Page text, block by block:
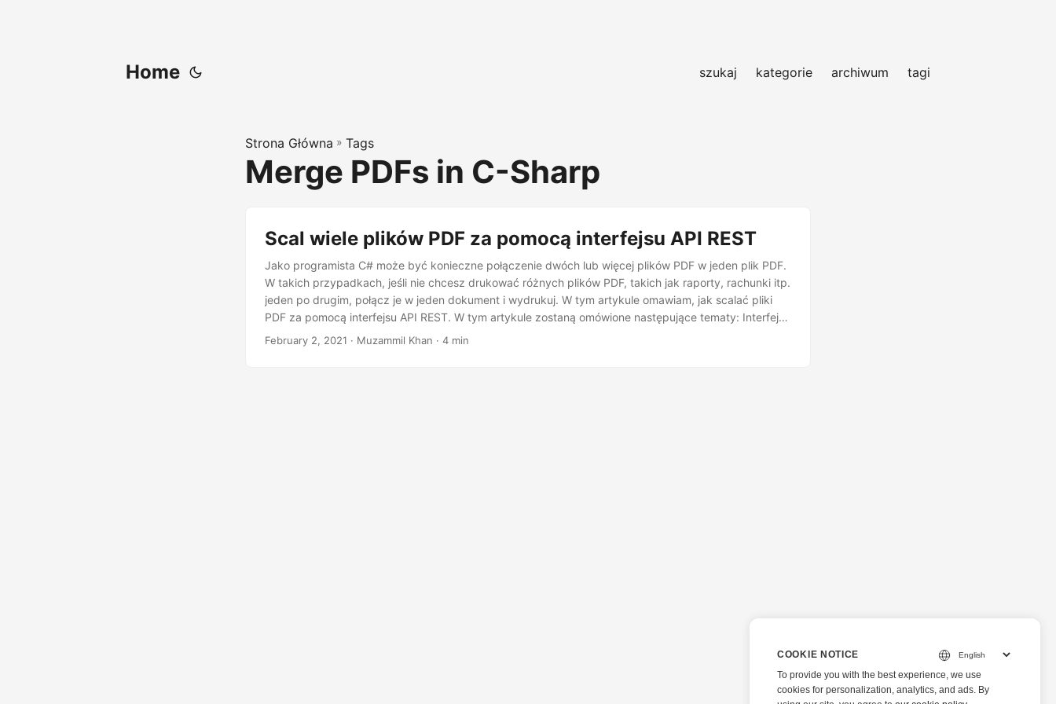
Home szukaj kategorie archiwum tagi
Strona Główna » Tags
Merge PDFs in C-Sharp
Scal wiele plików PDF za pomocą interfejsu API REST
Jako programista C# może być konieczne połączenie dwóch lub więcej plików PDF w jeden plik PDF.
W takich przypadkach, jeśli nie chcesz drukować różnych plików PDF, takich jak raporty, rachunki itp.
jeden po drugim, połącz je w jeden dokument i wydrukuj. W tym artykule omawiam, jak scalać pliki
PDF za pomocą interfejsu API REST. W tym artykule zostaną omówione następujące tematy: Interfejs
API REST łączenia plików i zestaw .NET SDK Scal pliki PDF za pomocą interfejsu API REST Interfejs
February 2, 2021 · Muzammil Khan · 4 min
COOKIE NOTICE
To provide you with the best experience, we use
cookies for personalization, analytics, and ads. By